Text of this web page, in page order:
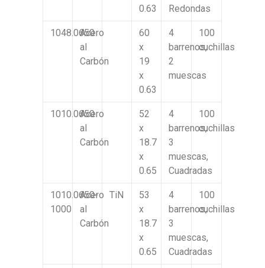
0.63
Redondas
1048.0650
Acero
al
Carbón
60
x
19
x
0.63
4
barrenos,
2
muescas
100
cuchillas
1010.0650
Acero
al
Carbón
52
x
18.7
x
0.65
4
barrenos,
3
muescas,
Cuadradas
100
cuchillas
1010.0650-
1000
Acero
al
Carbón
TiN
53
x
18.7
x
0.65
4
barrenos,
3
muescas,
Cuadradas
100
cuchillas